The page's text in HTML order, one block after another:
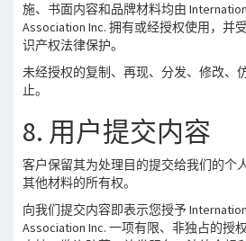
施、书面内容和品牌材料均由
Association Inc. 拥有或经授权使用，并
识产权法律保护。
未经授权的复制、再现、分发、修改、
止。
8. 用户提交内容
客户保留其为处理目的提交给我们的个
其他材料的所有权。
向我们提交内容即表示您授予
Association Inc. 一项有限、非独占的授